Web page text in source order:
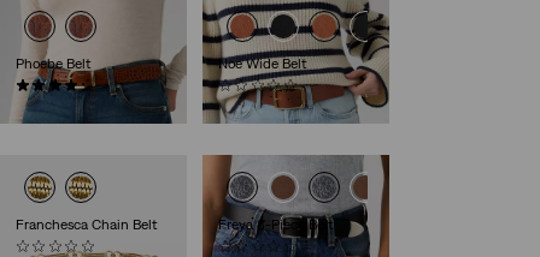
Phoebe Belt
(40)
49,00 €
Noe Wide Belt
(0)
49,00 €
Franchesca Chain Belt Freya 3-Piece Belt